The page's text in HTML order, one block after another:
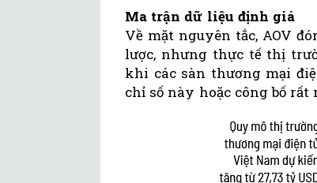
Ma trận dữ liệu định giá
Về mặt nguyên tắc, AOV
lược, nhưng thực tế thị
khi các sàn thương mại
chỉ số này hoặc công bố rất